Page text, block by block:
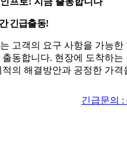
긴급출동!
고객의 요구 사항을 가능
출동합니다. 현장에 도착하
적의 해결방안과 공정한 가격
긴급문의 :